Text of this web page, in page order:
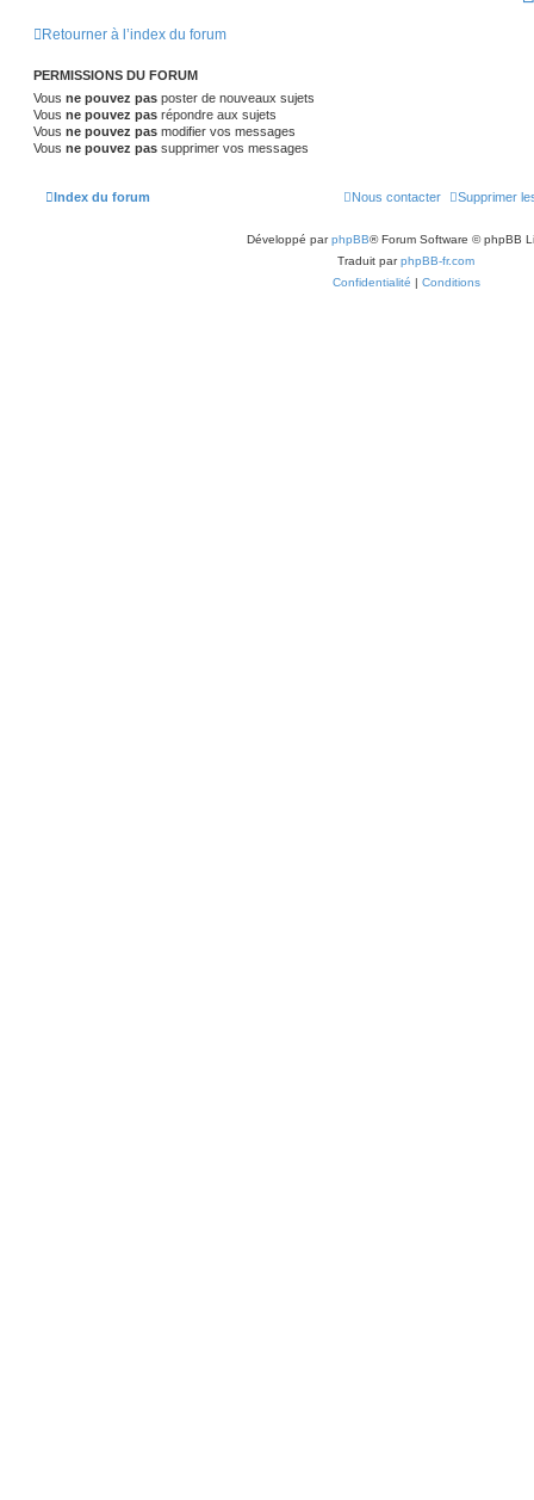
Retourner à l’index du forum
PERMISSIONS DU FORUM
Vous ne pouvez pas poster de nouveaux sujets
Vous ne pouvez pas répondre aux sujets
Vous ne pouvez pas modifier vos messages
Vous ne pouvez pas supprimer vos messages
Index du forum Supprimer
Nous contacter
Développé parphpBB® Forum Software © phpBB
Traduit parphpBB-fr.com
Confidentialité
Conditions